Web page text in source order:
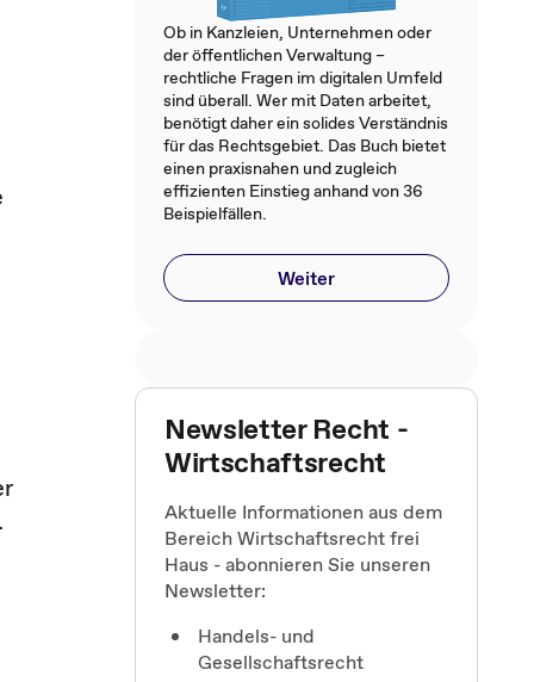
Ob in Kanzleien, Unternehmen oder
der öffentlichen Verwaltung –
rechtliche Fragen im digitalen Umfeld
sind überall. Wer mit Daten arbeitet,
benötigt daher ein solides Verständnis
für das Rechtsgebiet. Das Buch bietet
einen praxisnahen und zugleich
effizienten Einstieg anhand von 36
Beispielfällen.
Weiter
Newsletter Recht -
Wirtschaftsrecht
Aktuelle Informationen aus dem
Bereich Wirtschaftsrecht frei
Haus - abonnieren Sie unseren
Newsletter:
Handels- und
Gesellschaftsrecht